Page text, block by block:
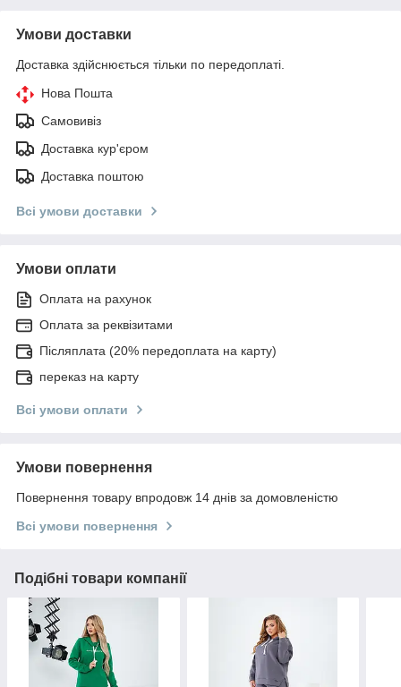
Умови доставки
Доставка здійснюється тільки по передоплаті.
Нова Пошта
Самовивіз
Доставка кур'єром
Доставка поштою
Всі умови доставки
Умови оплати
Оплата на рахунок
Оплата за реквізитами
Післяплата (20% передоплата на карту)
переказ на карту
Всі умови оплати
Умови повернення
Повернення товару впродовж 14 днів за домовленістю
Всі умови повернення
Подібні товари компанії